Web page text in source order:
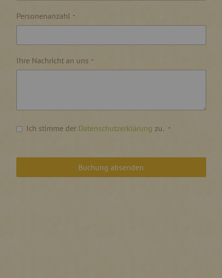
Personenanzahl
Ihre Nachricht an uns
Ich stimme der Datenschutzerklärung zu.
Buchung absenden